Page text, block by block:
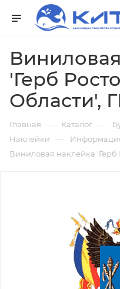
'Герб
Области',
Главная — Каталог —
Наклейки —
Виниловая наклейка 'Герб